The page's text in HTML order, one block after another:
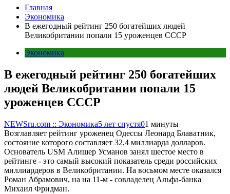
Главная
Экономика
В ежегодный рейтинг 250 богатейших людей
Великобритании попали 15 уроженцев СССР
Экономика
В ежегодный рейтинг 250 богатейших
людей Великобритании попали 15
уроженцев СССР
NEWSru.com :: Экономика5 лет спустя01 минуты
Возглавляет рейтинг уроженец Одессы Леонард Блаватник,
состояние которого составляет 32,4 миллиарда долларов.
Основатель USM Алишер Усманов занял шестое место в
рейтинге - это самый высокий показатель среди российских
миллиардеров в Великобритании. На восьмом месте оказался
Роман Абрамович, на на 11-м - совладелец Альфа-банка
Михаил Фридман.